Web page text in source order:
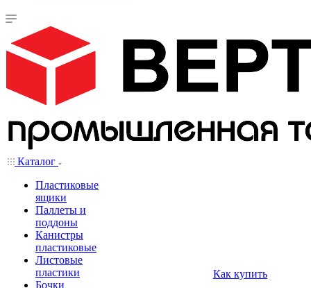
Каталог
Пластиковые
ящики
Паллеты и
поддоны
Канистры
пластиковые
Листовые
пластики
Бочки
Как купить